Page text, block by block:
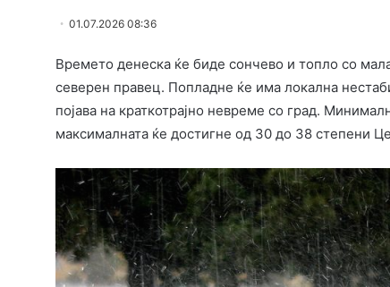
01.07.2026 08:36
Времето денеска ќе биде сончево и топло со
северен правец. Попладне ќе има локална
појава на краткотрајно невреме со град.
максималната ќе достигне од 30 до 38 степени